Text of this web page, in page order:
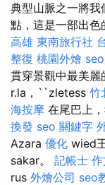
典型山脈之一將我
點，這是一部出色
高雄 東南旅行社
整復 桃園外燴
貫穿景觀中最美
r.la，``zletess 竹
海按摩 在尾巴上
換發 seo 關鍵字
Azara 優化 wied
sakar。 記帳士 作
rus 外燴公司 seo